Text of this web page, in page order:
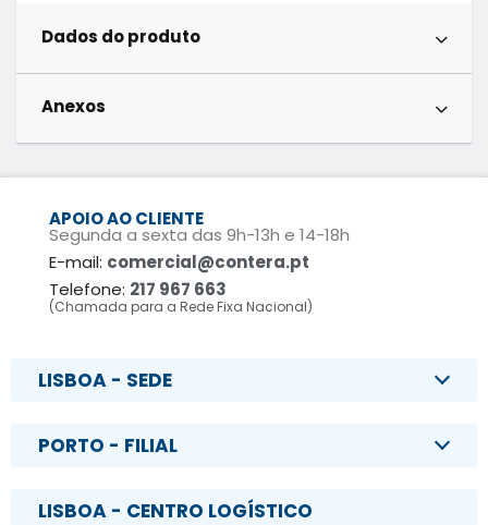
Dados do produto
Anexos
APOIO AO CLIENTE
Segunda a sexta das 9h-13h e 14-18h
E-mail: comercial@contera.pt
Telefone: 217 967 663
(Chamada para a Rede Fixa Nacional)
LISBOA - SEDE
PORTO - FILIAL
LISBOA - CENTRO LOGÍSTICO